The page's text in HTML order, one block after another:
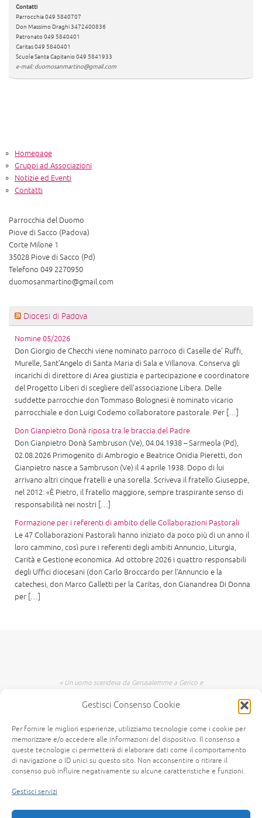
Gestisci Consenso Cookie
Per fornire le migliori esperienze, utilizziamo tecnologie come i cookie per
memorizzare e/o accedere alle informazioni del dispositivo. Il consenso a
queste tecnologie ci permetterà di elaborare dati come il comportamento
di navigazione o ID unici su questo sito. Non acconsentire o ritirare il
consenso può influire negativamente su alcune caratteristiche e funzioni.
Gestisci servizi
Contatti
Parrocchia 049 5840707
Don Massimo Draghi 3472400836
Patronato 049 5840401
Caritas 049 5840401
Scuole Santa Capitanio 049 5841933
e-mail: duomosanmartino@gmail.com
Homepage
Gruppi ad Associazioni
Notizie ed Eventi
Contatti
Parrocchia del Duomo
Piove di Sacco (Padova)
Corte Milone 1
35028 Piove di Sacco (Pd)
Telefono 049 2270950
duomosanmartino@gmail.com
Diocesi di Padova
Nomine 05/2026
Don Giorgio de Checchi viene nominato parroco di Caselle de’ Ruffi,
Murelle, Sant’Angelo di Santa Maria di Sala e Villanova. Conserva gli
incarichi di direttore di Area giustizia e partecipazione e coordinatore
del Progetto Liberi di scegliere dell’associazione Libera. Delle
suddette parrocchie don Tommaso Bolognesi è nominato vicario
parrocchiale e don Luigi Codemo collaboratore pastorale. Per […]
Don Gianpietro Donà riposa tra le braccia del Padre
Don Gianpietro Donà Sambruson (Ve), 04.04.1938 – Sarmeola (Pd),
02.08.2026 Primogenito di Ambrogio e Beatrice Onidia Pieretti, don
Gianpietro nasce a Sambruson (Ve) il 4 aprile 1938. Dopo di lui
arrivano altri cinque fratelli e una sorella. Scriveva il fratello Giuseppe,
nel 2012: «È Pietro, il fratello maggiore, sempre traspirante senso di
responsabilità nei nostri […]
Formazione per i referenti di ambito delle Collaborazioni Pastorali
Le 47 Collaborazioni Pastorali hanno iniziato da poco più di un anno il
loro cammino, così pure i referenti degli ambiti Annuncio, Liturgia,
Carità e Gestione economica. Ad ottobre 2026 i quattro responsabili
degli Uffici diocesani (don Carlo Broccardo per l’Annuncio e la
catechesi, don Marco Galletti per la Caritas, don Gianandrea Di Donna
per […]
« Un uomo scendeva da Gerusalemme a Gerico e
percossero e poi se ne andarono, lasciandolo
per quella medesima strada e quando lo vide
passò oltre dall'altra parte. Anche un levita,
giunto in quel luogo, lo vide e passò oltre. Invece
un Samaritano, che era in viaggio, passandogli
accanto lo vide e n'ebbe compassione. Gli si fece